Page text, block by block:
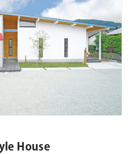
House